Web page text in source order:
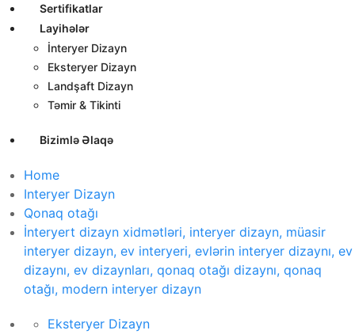
Sertifikatlar
Layihələr
İnteryer Dizayn
Eksteryer Dizayn
Landşaft Dizayn
Təmir & Tikinti
Bizimlə Əlaqə
Home
Interyer Dizayn
Qonaq otağı
İnteryert dizayn xidmətləri, interyer dizayn, müasir
interyer dizayn, ev interyeri, evlərin interyer dizaynı, ev
dizaynı, ev dizaynları, qonaq otağı dizaynı, qonaq
otağı, modern interyer dizayn
Eksteryer Dizayn